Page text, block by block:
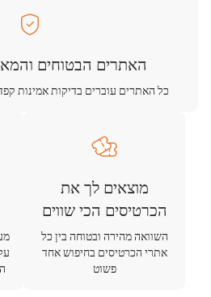
האתרים הבטוחים
כל האתרים עוברים בדיקות אמינות
מוצאים לך את
הכרטיסים הכי שווים
השוואה מהירה ובטוחה בין כל
אתרי הכרטיסים בחיפוש אחד
פשוט